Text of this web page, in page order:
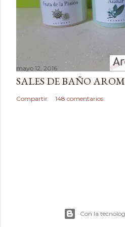
o
mayo 12, 2016
SALES DE BAÑO
Compartir 148 comentarios
Con la